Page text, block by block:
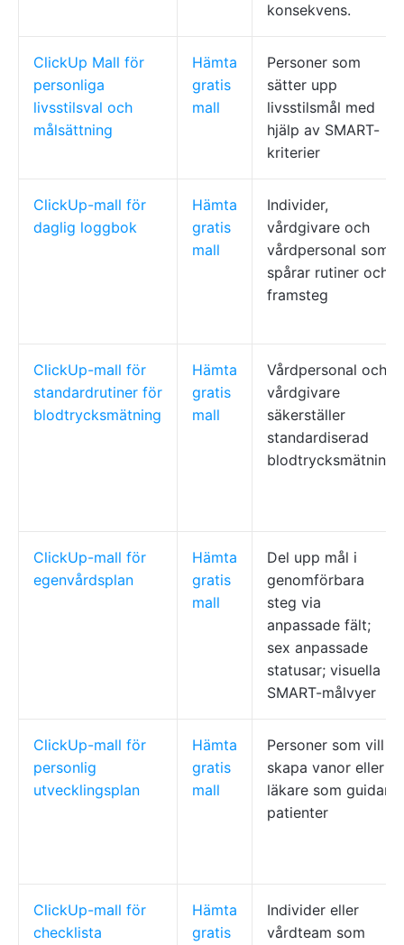
konsekvens.
ClickUp Mall för
personliga
livsstilsval och
målsättning
Hämta
gratis
mall
Personer som
sätter upp
livsstilsmål med
hjälp av SMART-
kriterier
ClickUp-mall för
daglig loggbok
Hämta
gratis
mall
Individer,
vårdgivare och
vårdpersonal som
spårar rutiner och
framsteg
ClickUp-mall för
standardrutiner för
blodtrycksmätning
Hämta
gratis
mall
Vårdpersonal och
vårdgivare
säkerställer
standardiserad
blodtrycksmätning
ClickUp-mall för
egenvårdsplan
Hämta
gratis
mall
Del upp mål i
genomförbara
steg via
anpassade fält;
sex anpassade
statusar; visuella
SMART-målvyer
ClickUp-mall för
personlig
utvecklingsplan
Hämta
gratis
mall
Personer som vill
skapa vanor eller
läkare som guidar
patienter
ClickUp-mall för
checklista
Hämta
gratis
Individer eller
vårdteam som